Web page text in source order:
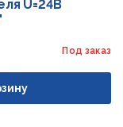
U=24В
Под заказ